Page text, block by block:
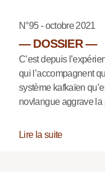
N°95 - octobre 2021
— DOSSIER —
C’est depuis
qui l’accompagnent
système kafkaïen
novlangue aggrave
Lire la suite